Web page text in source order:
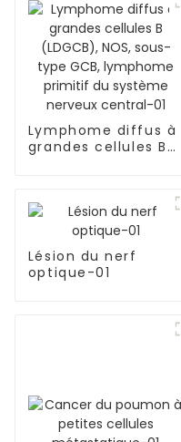
Lymphome diffus à
grandes cellules B
du système nerveux
central-01
Lésion du nerf
optique-01